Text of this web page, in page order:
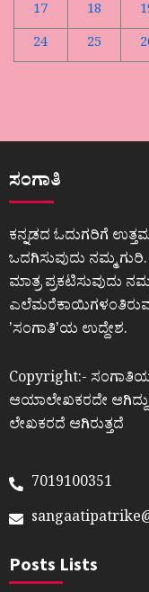
17
18
24
25
ಸಂಗಾತಿ
ಕನ್ನಡದ ಓದುಗರಿಗೆ
ಒದಗಿಸುವುದು ನಮ್ಮ
ಮಾತ್ರ ಪ್ರಕಟಿಸುವುದು
ಎಲೆಮರೆಕಾಯಿಗಳಂತಿರುವ
ʼಸಂಗಾತಿʼಯ ಉದ್ದೇಶ.
Copyright:-
ಆಯಾಲೇಖಕರದೇ
ಲೇಖಕರದೆ ಆಗಿರುತ್ತದೆ
7019100351
Posts Lists